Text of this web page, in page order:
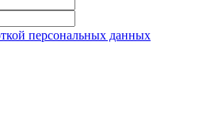
персональных данных